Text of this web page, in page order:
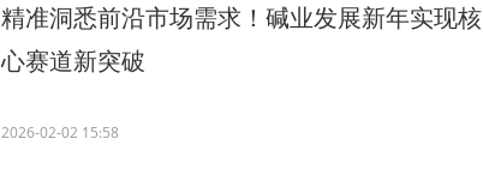
精准洞悉前沿市场需求！碱业发展新年实现核
心赛道新突破
2026-02-02 15:58